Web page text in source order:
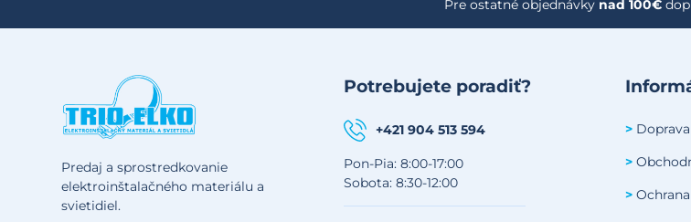
Pre ostatné objednávky nad 100€
Predaj a sprostredkovanie
elektroinštalačného materiálu a
svietidiel.
Potrebujete poradiť?
+421 904 513 594
Pon-Pia: 8:00-17:00
Sobota: 8:30-12:00
>
>
>